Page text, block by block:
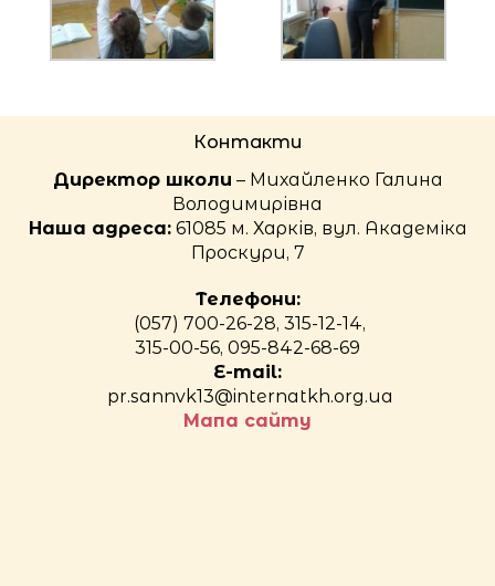
Контакти
Директор школи – Михайленко Галина
Володимирівна
Наша адреса:61085 м. Харків, вул. Академіка
Проскури, 7
Телефони:
(057) 700-26-28, 315-12-14,
315-00-56, 095-842-68-69
E-mail:
pr.sannvk13@internatkh.org.ua
Мапа сайту